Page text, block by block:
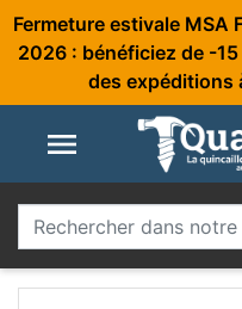
Fermeture estivale MSA
2026 : bénéficiez de -
des expéditions
